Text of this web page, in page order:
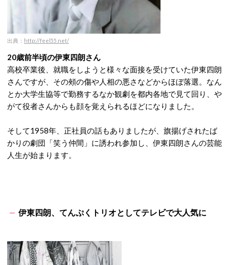
出典： http://feel55.net/
20歳前半頃の伊東四朗さん
高校卒業後、就職をしようと様々な面接を受けていた伊東四朗
さんですが、その頰の傷や人相の悪さなどからほぼ落選。なん
とか大学生協等で勤務するなか観劇を都内各地で見て回り、や
がて役者さんからも顔を覚えられるほどになりました。
そして1958年、正社員の話もありましたが、旗揚げされたば
かりの劇団「笑う仲間」に誘われ参加し、伊東四朗さんの芸能
人生が始まります。
伊東四朗、てんぷくトリオとしてテレビで大人気に